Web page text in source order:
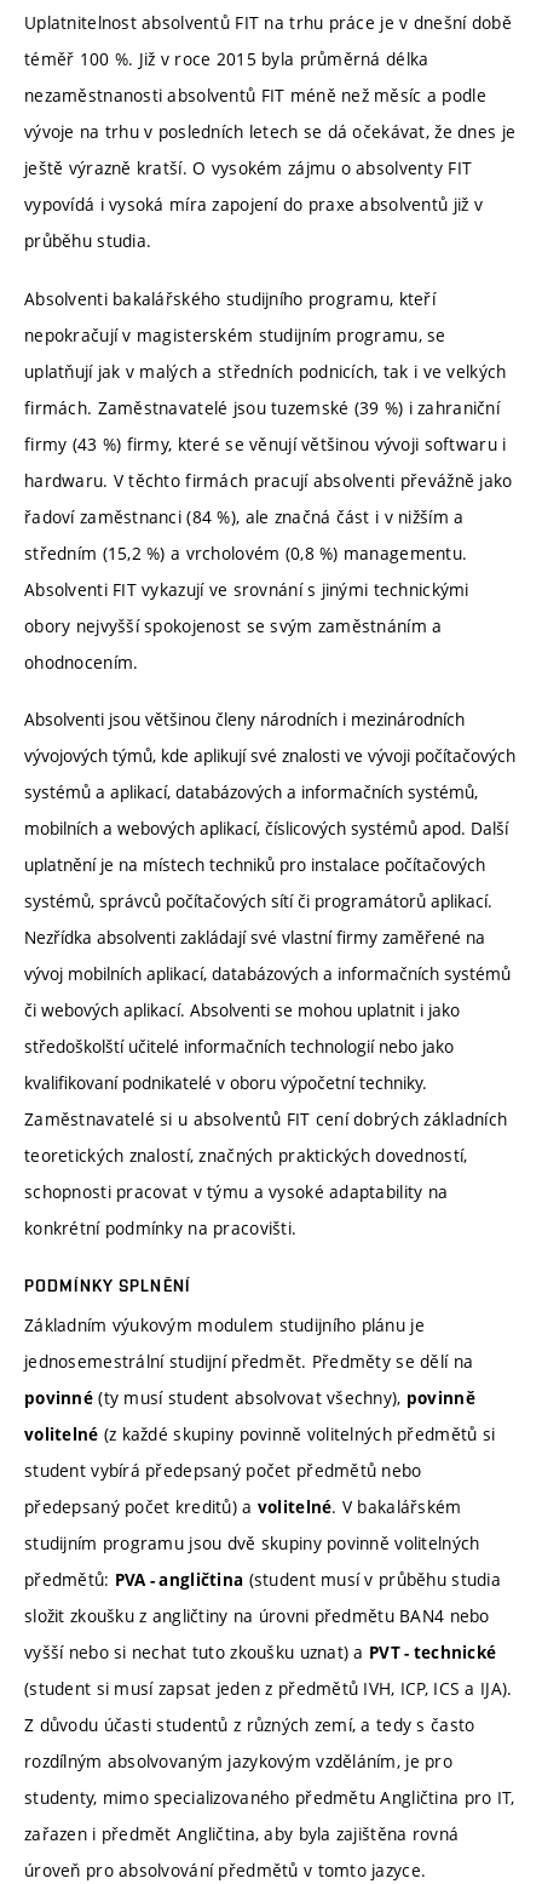
Uplatnitelnost absolventů FIT na trhu práce je v dnešní době
téměř 100 %. Již v roce 2015 byla průměrná délka
nezaměstnanosti absolventů FIT méně než měsíc a podle
vývoje na trhu v posledních letech se dá očekávat, že dnes je
ještě výrazně kratší. O vysokém zájmu o absolventy FIT
vypovídá i vysoká míra zapojení do praxe absolventů již v
průběhu studia.
Absolventi bakalářského studijního programu, kteří
nepokračují v magisterském studijním programu, se
uplatňují jak v malých a středních podnicích, tak i ve velkých
firmách. Zaměstnavatelé jsou tuzemské (39 %) i zahraniční
firmy (43 %) firmy, které se věnují většinou vývoji softwaru i
hardwaru. V těchto firmách pracují absolventi převážně jako
řadoví zaměstnanci (84 %), ale značná část i v nižším a
středním (15,2 %) a vrcholovém (0,8 %) managementu.
Absolventi FIT vykazují ve srovnání s jinými technickými
obory nejvyšší spokojenost se svým zaměstnáním a
ohodnocením.
Absolventi jsou většinou členy národních i mezinárodních
vývojových týmů, kde aplikují své znalosti ve vývoji počítačových
systémů a aplikací, databázových a informačních systémů,
mobilních a webových aplikací, číslicových systémů apod. Další
uplatnění je na místech techniků pro instalace počítačových
systémů, správců počítačových sítí či programátorů aplikací.
Nezřídka absolventi zakládají své vlastní firmy zaměřené na
vývoj mobilních aplikací, databázových a informačních systémů
či webových aplikací. Absolventi se mohou uplatnit i jako
středoškolští učitelé informačních technologií nebo jako
kvalifikovaní podnikatelé v oboru výpočetní techniky.
Zaměstnavatelé si u absolventů FIT cení dobrých základních
teoretických znalostí, značných praktických dovedností,
schopnosti pracovat v týmu a vysoké adaptability na
konkrétní podmínky na pracovišti.
PODMÍNKY SPLNĚNÍ
Základním výukovým modulem studijního plánu je
jednosemestrální studijní předmět. Předměty se dělí na
povinné(ty musí student absolvovat všechny), povinně
volitelné (z každé skupiny povinně volitelných předmětů si
student vybírá předepsaný počet předmětů nebo
předepsaný počet kreditů) a volitelné. V bakalářském
studijním programu jsou dvě skupiny povinně volitelných
předmětů: PVA - angličtina (student musí v průběhu studia
složit zkoušku z angličtiny na úrovni předmětu BAN4 nebo
vyšší nebo si nechat tuto zkoušku uznat) a PVT - technické
(student si musí zapsat jeden z předmětů IVH, ICP, ICS a IJA).
Z důvodu účasti studentů z různých zemí, a tedy s často
rozdílným absolvovaným jazykovým vzděláním, je pro
studenty, mimo specializovaného předmětu Angličtina pro IT,
zařazen i předmět Angličtina, aby byla zajištěna rovná
úroveň pro absolvování předmětů v tomto jazyce.